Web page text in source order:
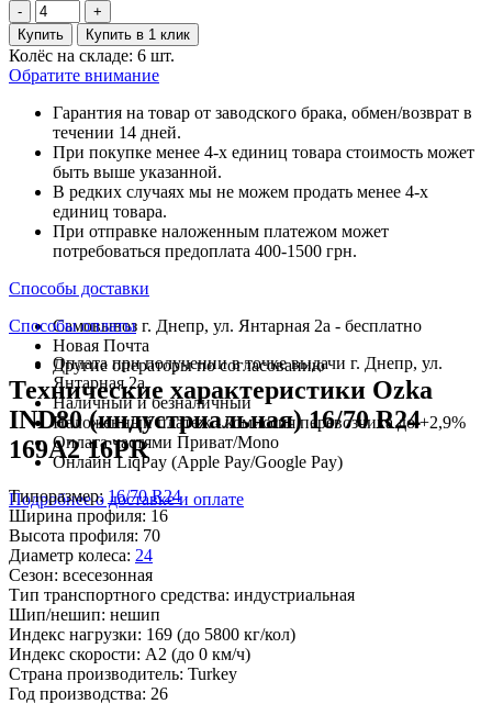
-
+
Купить
Купить в 1 клик
Колёс на складе: 6 шт.
Обратите внимание
Гарантия на товар от заводского брака, обмен/возврат в
течении 14 дней.
При покупке менее 4-х единиц товара стоимость может
быть выше указанной.
В редких случаях мы не можем продать менее 4-х
единиц товара.
При отправке наложенным платежом может
потребоваться предоплата 400-1500 грн.
Способы доставки
Самовывоз г. Днепр, ул. Янтарная 2а - бесплатно
Новая Почта
Другие операторы по согласованию
Способы оплаты
Оплата при получении в точке выдачи г. Днепр, ул.
Янтарная 2а
Наличный и безналичный
Наложенный платеж - комиссия перевозчика до +2,9%
Оплата частями Приват/Mono
Онлайн LiqPay (Apple Pay/Google Pay)
Подробнее о доставке и оплате
Технические характеристики Ozka
IND80 (индустриальная) 16/70 R24
169A2 16PR
Типоразмер: 16/70 R24
Ширина профиля: 16
Высота профиля: 70
Диаметр колеса: 24
Сезон: всесезонная
Тип транспортного средства: индустриальная
Шип/нешип: нешип
Индекс нагрузки: 169 (до 5800 кг/кол)
Индекс скорости: A2 (до 0 км/ч)
Страна производитель: Turkey
Год производства: 26